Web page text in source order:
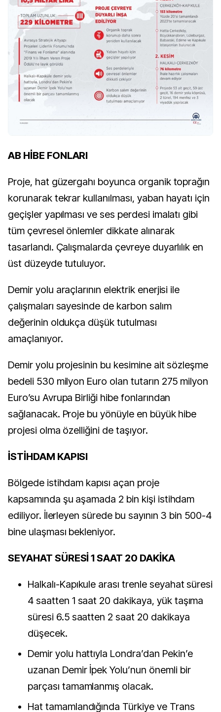
AB HİBE FONLARI
Proje, hat güzergahı boyunca organik toprağın
korunarak tekrar kullanılması, yaban hayatı için
geçişler yapılması ve ses perdesi imalatı gibi
tüm çevresel önlemler dikkate alınarak
tasarlandı. Çalışmalarda çevreye duyarlılık en
üst düzeyde tutuluyor.
Demir yolu araçlarının elektrik enerjisi ile
çalışmaları sayesinde de karbon salım
değerinin oldukça düşük tutulması
amaçlanıyor.
Demir yolu projesinin bu kesimine ait sözleşme
bedeli 530 milyon Euro olan tutarın 275 milyon
Euro’su Avrupa Birliği hibe fonlarından
sağlanacak. Proje bu yönüyle en büyük hibe
projesi olma özelliğini de taşıyor.
İSTİHDAM KAPISI
Bölgede istihdam kapısı açan proje
kapsamında şu aşamada 2 bin kişi istihdam
ediliyor. İlerleyen sürede bu sayının 3 bin 500-4
bine ulaşması bekleniyor.
SEYAHAT SÜRESİ 1 SAAT 20 DAKİKA
Halkalı-Kapıkule arası trenle seyahat süresi
4 saatten 1 saat 20 dakikaya, yük taşıma
süresi 6.5 saatten 2 saat 20 dakikaya
düşecek.
Demir yolu hattıyla Londra’dan Pekin’e
uzanan Demir İpek Yolu’nun önemli bir
parçası tamamlanmış olacak.
Hat tamamlandığında Türkiye ve Trans